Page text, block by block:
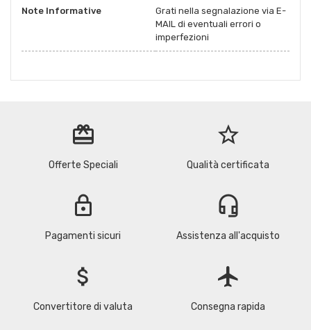
Note Informative
Grati nella segnalazione via E-
MAIL di eventuali errori o
imperfezioni
redeem
Offerte Speciali
star_border
Qualità certificata
lock
Pagamenti sicuri
headset_mic
Assistenza all'acquisto
attach_money
Convertitore di valuta
flight
Consegna rapida